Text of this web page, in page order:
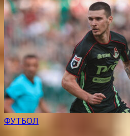
ФУТБОЛ